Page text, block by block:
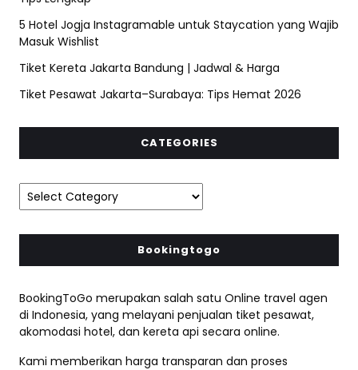
5 Hotel Jogja Instagramable untuk Staycation yang Wajib
Masuk Wishlist
Tiket Kereta Jakarta Bandung | Jadwal & Harga
Tiket Pesawat Jakarta–Surabaya: Tips Hemat 2026
CATEGORIES
Bookingtogo
BookingToGo merupakan salah satu Online travel agen
di Indonesia, yang melayani penjualan tiket pesawat,
akomodasi hotel, dan kereta api secara online.
Kami memberikan harga transparan dan proses